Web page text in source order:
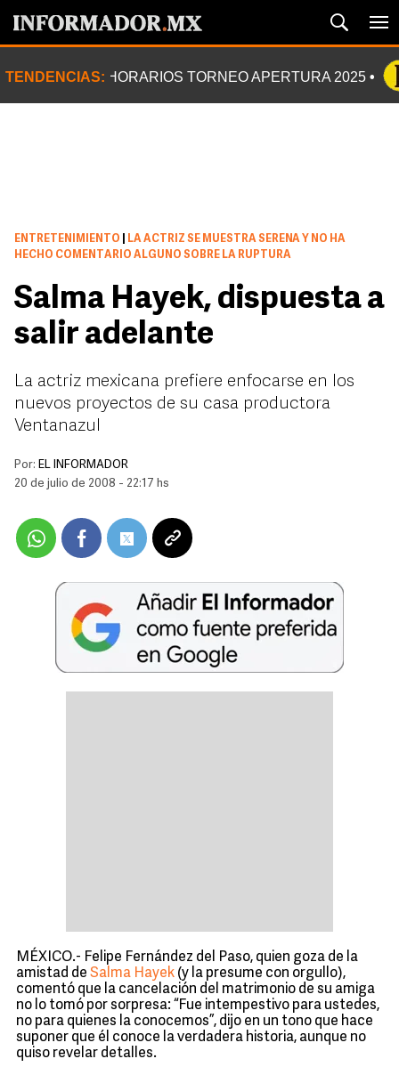
TENDENCIAS: HORARIOS TORNEO APERTURA 2025
ENTRETENIMIENTO
LA ACTRIZ SE MUESTRA SERENA Y NO HA
HECHO COMENTARIO ALGUNO SOBRE LA RUPTURA
Salma Hayek, dispuesta a
salir adelante
La actriz mexicana prefiere enfocarse en los
nuevos proyectos de su casa productora
Ventanazul
Por: EL INFORMADOR
20 de julio de 2008 - 22:17 hs
MÉXICO.- Felipe Fernández del Paso, quien goza de la
amistad de Salma Hayek (y la presume con orgullo),
comentó que la cancelación del matrimonio de su amiga
no lo tomó por sorpresa: “Fue intempestivo para ustedes,
no para quienes la conocemos”, dijo en un tono que hace
suponer que él conoce la verdadera historia, aunque no
quiso revelar detalles.